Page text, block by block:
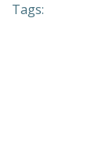
Tags: